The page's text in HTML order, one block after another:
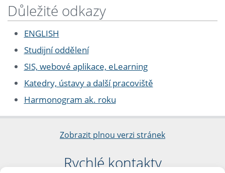
Důležité odkazy
ENGLISH
Studijní oddělení
SIS, webové aplikace, eLearning
Katedry, ústavy a další pracoviště
Harmonogram ak. roku
Zobrazit plnou verzi stránek
Rychlé kontakty